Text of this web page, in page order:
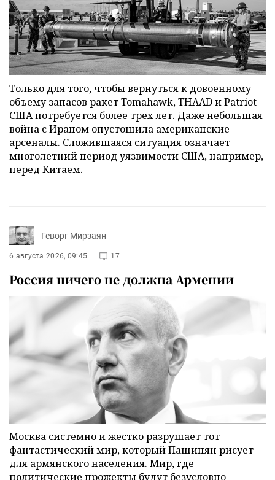
Только для того, чтобы вернуться к довоенному
объему запасов ракет Tomahawk, THAAD и Patriot
США потребуется более трех лет. Даже небольшая
война с Ираном опустошила американские
арсеналы. Сложившаяся ситуация означает
многолетний период уязвимости США, например,
перед Китаем.
Геворг Мирзаян
6 августа 2026, 09:45 17
Россия ничего не должна Армении
Москва системно и жестко разрушает тот
фантастический мир, который Пашинян рисует
для армянского населения. Мир, где
политические прожекты будут безусловно